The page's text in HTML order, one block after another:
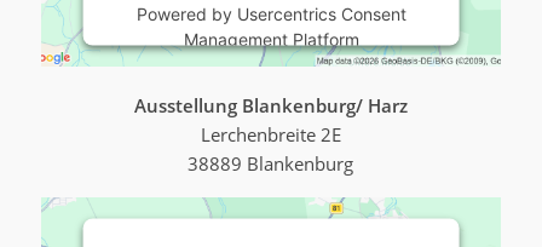
Powered by Usercentrics Consent
Management Platform
Ausstellung Blankenburg/ Harz
Lerchenbreite 2E
38889 Blankenburg